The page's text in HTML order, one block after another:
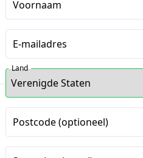
Voornaam
E-mailadres
Land
Postcode (optioneel)